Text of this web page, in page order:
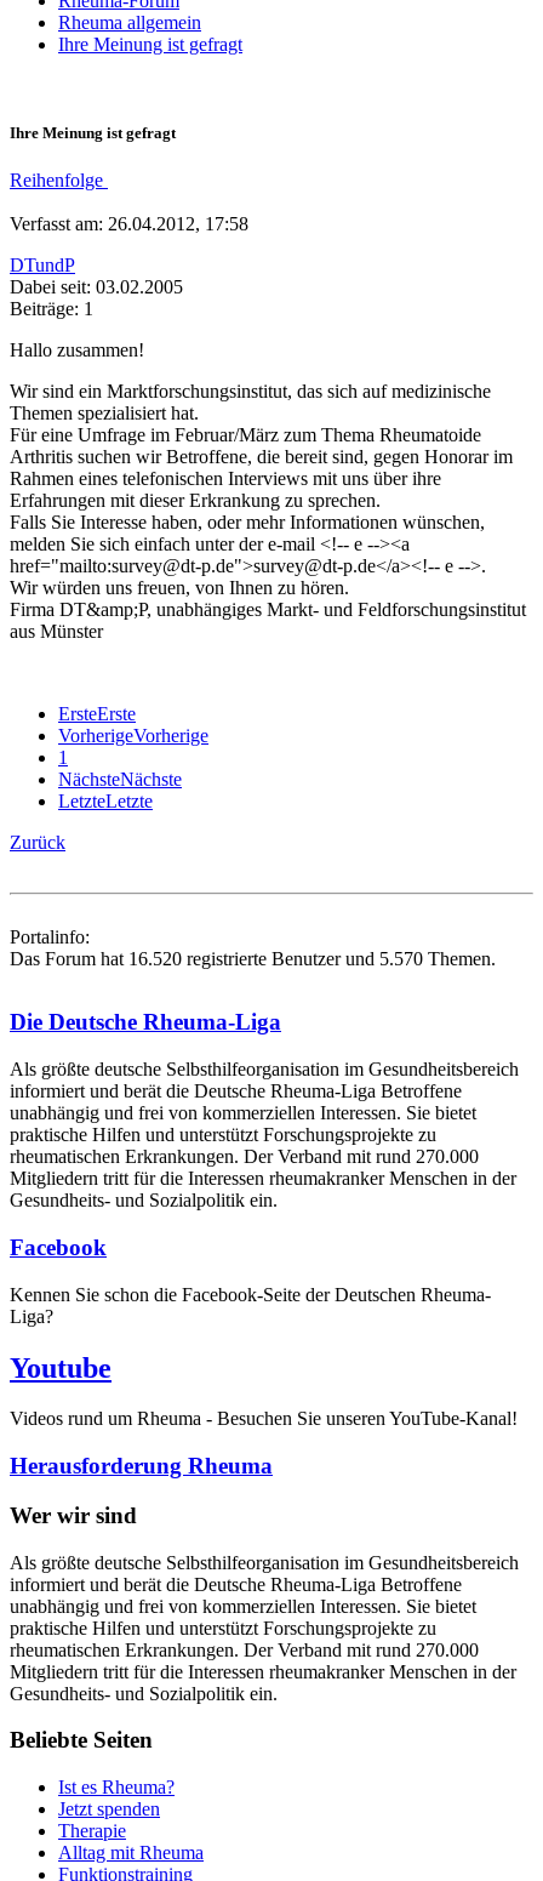
Rheuma allgemein
Ihre Meinung ist gefragt
Ihre Meinung ist gefragt
Reihenfolge
Verfasst am: 26.04.2012, 17:58
DTundP
Dabei seit: 03.02.2005
Beiträge: 1
Hallo zusammen!
Wir sind ein Marktforschungsinstitut, das sich auf medizinische
Themen spezialisiert hat.
Für eine Umfrage im Februar/März zum Thema Rheumatoide
Arthritis suchen wir Betroffene, die bereit sind, gegen Honorar im
Rahmen eines telefonischen Interviews mit uns über ihre
Erfahrungen mit dieser Erkrankung zu sprechen.
Falls Sie Interesse haben, oder mehr Informationen wünschen,
melden Sie sich einfach unter der e-mail <!-- e --><a
href="mailto:survey@dt-p.de">survey@dt-p.de</a><!-- e -->.
Wir würden uns freuen, von Ihnen zu hören.
Firma DT&amp;P, unabhängiges Markt- und Feldforschungsinstitut
aus Münster
ErsteErste
VorherigeVorherige
1
NächsteNächste
LetzteLetzte
Zurück
Portalinfo:
Das Forum hat 16.520 registrierte Benutzer und 5.570 Themen.
Die Deutsche Rheuma-Liga
Als größte deutsche Selbsthilfe­organisation im Gesundheitsbereich
informiert und berät die Deutsche Rheuma-Liga Betroffene
unabhängig und frei von kommerziellen Interessen. Sie bietet
praktische Hilfen und unterstützt Forschungsprojekte zu
rheumatischen Erkrankungen. Der Verband mit rund 270.000
Mitgliedern tritt für die Interessen rheumakranker Menschen in der
Gesundheits- und Sozialpolitik ein.
Facebook
Kennen Sie schon die Facebook-Seite der Deutschen Rheuma-
Liga?
Youtube
Videos rund um Rheuma - Besuchen Sie unseren YouTube-Kanal!
Herausforderung Rheuma
Wer wir sind
Als größte deutsche Selbsthilfeorganisation im Gesundheitsbereich
informiert und berät die Deutsche Rheuma-Liga Betroffene
unabhängig und frei von kommerziellen Interessen. Sie bietet
praktische Hilfen und unterstützt Forschungsprojekte zu
rheumatischen Erkrankungen. Der Verband mit rund 270.000
Mitgliedern tritt für die Interessen rheumakranker Menschen in der
Gesundheits- und Sozialpolitik ein.
Beliebte Seiten
Ist es Rheuma?
Jetzt spenden
Therapie
Alltag mit Rheuma
Funktionstraining